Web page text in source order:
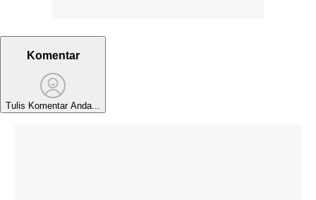
Komentar
Tulis Komentar Anda...